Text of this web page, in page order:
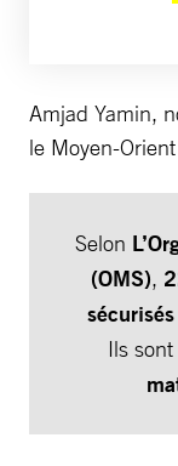
Amjad Yamin,
le Moyen-
Selon
(OMS),
sécurisés
Ils sont